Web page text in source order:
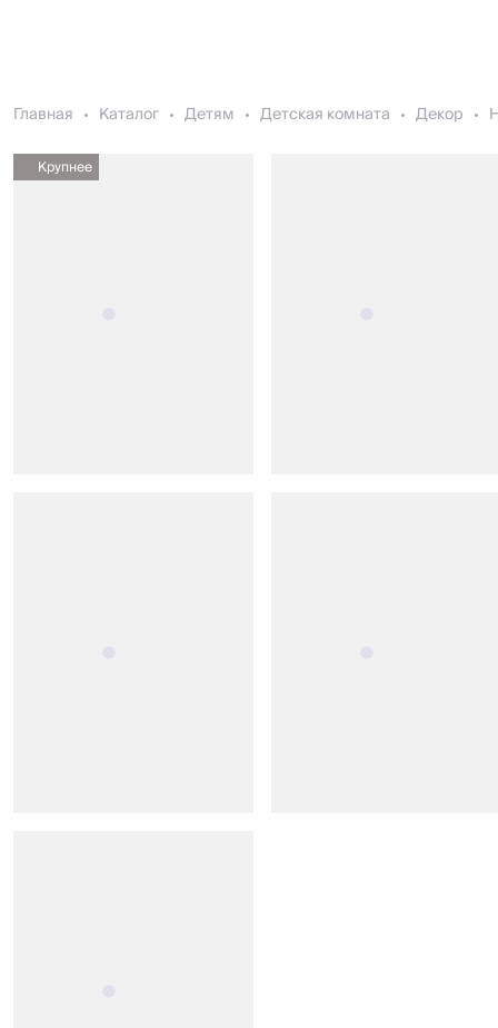
Главная Каталог Детям Детская комната Декор
Крупнее